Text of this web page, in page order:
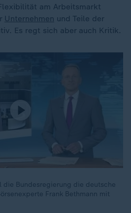
am Arbeitsmarkt
Unternehmen und Teile der
Es regt sich aber auch Kritik.
die Bundesregierung die deutsche
Frank Bethmann mit